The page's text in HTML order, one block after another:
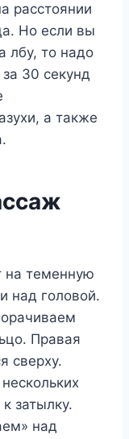
расстоянии
Но если вы
лбу, то надо
30 секунд
а также
на теменную
над головой.
Правая
сверху.
затылку.
над